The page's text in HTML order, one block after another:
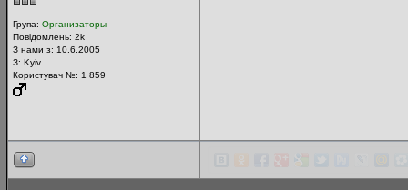
Група: Организаторы
Повідомлень: 2k
З нами з: 10.6.2005
З: Kyiv
Користувач №: 1 859